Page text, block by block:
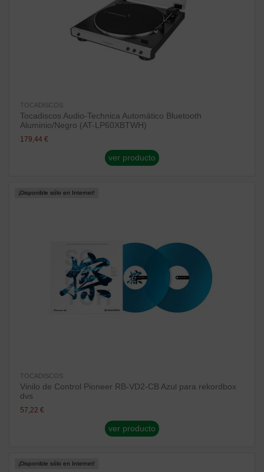
TOCADISCOS
Tocadiscos Audio-Technica Automático Bluetooth
Aluminio/Negro (AT-LP60XBTWH)
179,44 €
ver producto
¡Disponible sólo en Internet!
TOCADISCOS
Vinilo de Control Pioneer RB-VD2-CB Azul para rekordbox
dvs
57,22 €
ver producto
¡Disponible sólo en Internet!